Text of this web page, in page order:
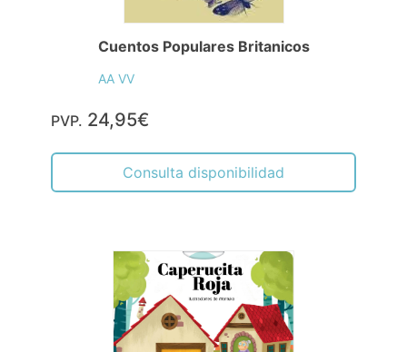
Cuentos Populares Britanicos
AA VV
PVP. 24,95€
Consulta disponibilidad